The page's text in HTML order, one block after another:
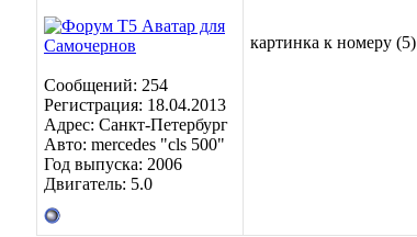
Сообщений: 254
Регистрация: 18.04.2013
Адрес: Санкт-Петербург
Авто: mercedes "cls 500"
Год выпуска: 2006
Двигатель: 5.0
картинка к номеру (5)